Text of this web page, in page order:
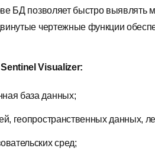
БД позволяет быстро
чертежные функции
Visualizer:
база данных;
геопространственных данных,
сред;